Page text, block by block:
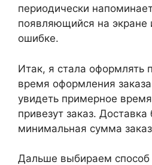
периодически
появляющийся на
ошибке.
Итак, я стала оформлять
время оформления
увидеть примерное
привезут заказ. Доставка
минимальная сумма
Дальше выбираем способ